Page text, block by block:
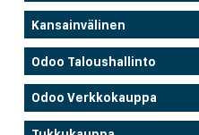
Kansainvälinen
Odoo Taloushallinto
Odoo Verkkokauppa